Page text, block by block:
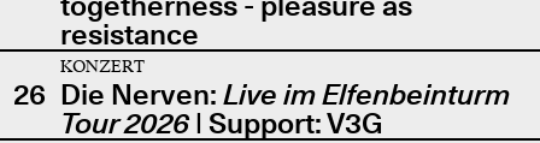
resistance
26
KONZERT
Die Nerven: Live im Elfenbeinturm
Tour 2026| Support: V3G